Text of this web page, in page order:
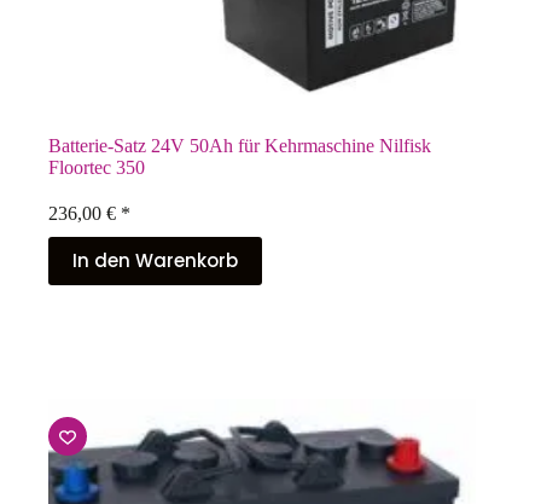
Batterie-Satz 24V 50Ah für Kehrmaschine Nilfisk
Floortec 350
236,00 € *
In den Warenkorb